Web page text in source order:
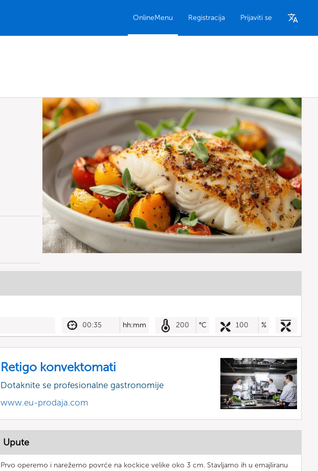
OnlineMenu Registracija Prijaviti se
00:35 hh:mm 200 °C 100 %
Retigo konvektomati
Dotaknite se profesionalne gastronomije
www.eu-prodaja.com
Upute
Prvo operemo i narežemo povrće na kockice velike oko 3 cm. Stavljamo ih u emajliranu